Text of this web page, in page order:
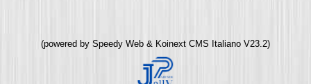
(powered by Speedy Web & Koinext CMS Italiano V23.2)